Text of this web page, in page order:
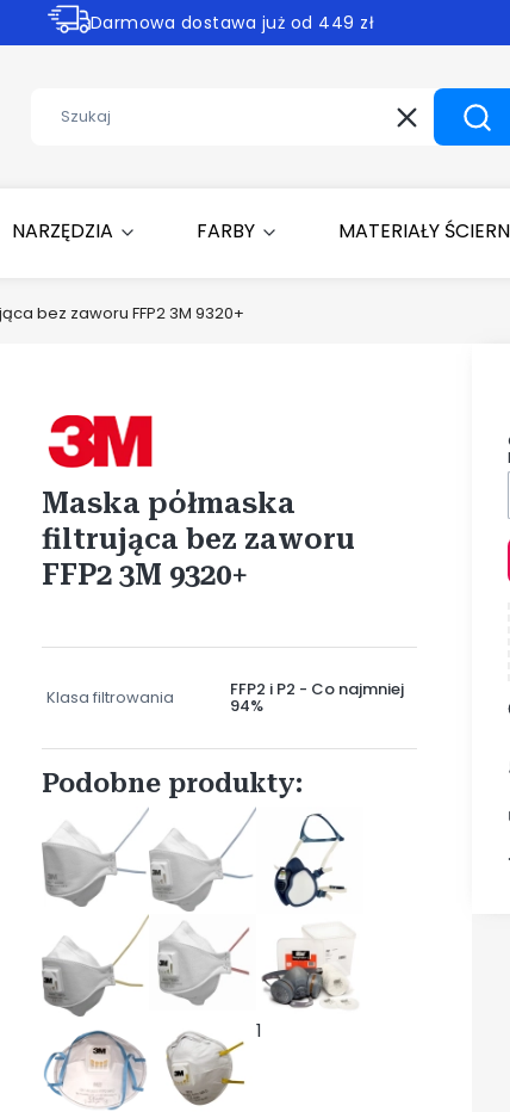
Darmowa dostawa już od 449 zł
Wyczyść
NARZĘDZIA FARBY MATERIAŁY
bez zaworu FFP2 3M 9320+
Etykiety
Maska półmaska
filtrująca bez zaworu
FFP2 3M 9320+
Klasa filtrowania FFP2 i P2 - Co najmniej
94%
Podobne produkty:
1